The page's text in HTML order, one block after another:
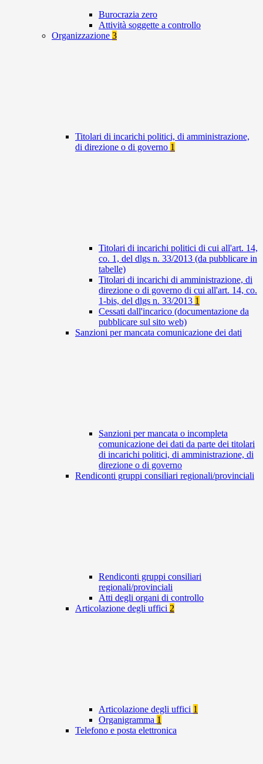
Burocrazia zero
Attività soggette a controllo
Organizzazione 3
Titolari di incarichi politici, di amministrazione,
di direzione o di governo 1
Titolari di incarichi politici di cui all'art. 14,
co. 1, del dlgs n. 33/2013 (da pubblicare in
tabelle)
Titolari di incarichi di amministrazione, di
direzione o di governo di cui all'art. 14, co.
1-bis, del dlgs n. 33/2013 1
Cessati dall'incarico (documentazione da
pubblicare sul sito web)
Sanzioni per mancata comunicazione dei dati
Sanzioni per mancata o incompleta
comunicazione dei dati da parte dei titolari
di incarichi politici, di amministrazione, di
direzione o di governo
Rendiconti gruppi consiliari regionali/provinciali
Rendiconti gruppi consiliari
regionali/provinciali
Atti degli organi di controllo
Articolazione degli uffici 2
Articolazione degli uffici 1
Organigramma 1
Telefono e posta elettronica